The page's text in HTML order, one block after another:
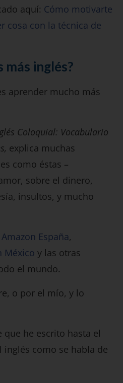
aquí: Cómo motivarte
cosa con la técnica de
más inglés?
aprender mucho más
Coloquial: Vocabulario
explica muchas
como éstas –
sobre el dinero,
insultos, y mucho
Amazon España,
México y las otras
el mundo.
o por el mío, y lo
que he escrito hasta el
inglés como se habla de